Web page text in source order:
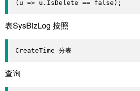
(u => u.IsDelete == false);
表SysBizLog 按照
CreateTime 分表
查询